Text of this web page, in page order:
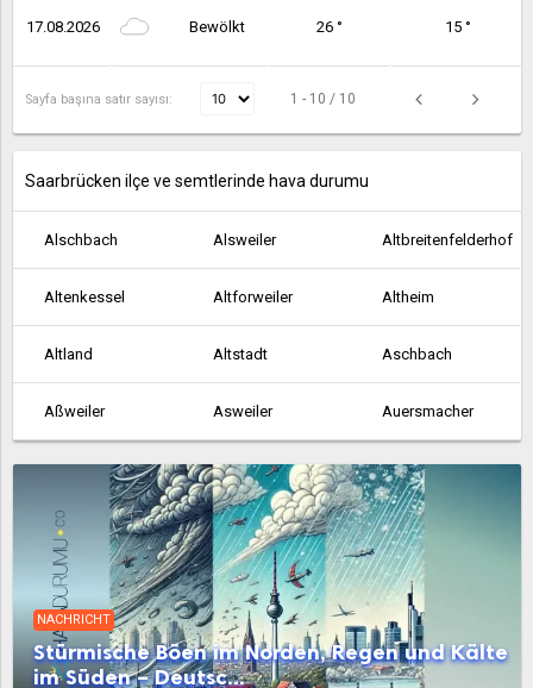
17.08.2026 Bewölkt 26 ° 15 °
Sayfa başına satır sayısı: 1 - 10 / 10
Saarbrücken ilçe ve semtlerinde hava durumu
Alschbach Alsweiler Altbreitenfelderhof
Altenkessel Altforweiler Altheim
Altland Altstadt Aschbach
Aßweiler Asweiler Auersmacher
Bachem Ballern Ballweiler
Baltersweiler Bardenbach Bayerisch Kohlhof
Beaumarais Bebelsheim Beckingen
Bedersdorf Beeden Bergen
NACHRICHT
Stürmische Böen im Norden, Regen und Kälte
im Süden – Deutsc...